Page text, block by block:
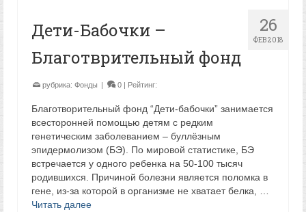
26
ФЕВ 2018
Дети-Бабочки –
Благотврительный фонд
рубрика: Фонды 0 | Рейтинг:
Благотворительный фонд “Дети-бабочки” занимается
всесторонней помощью детям с редким
генетическим заболеванием – буллёзным
эпидермолизом (БЭ). По мировой статистике, БЭ
встречается у одного ребенка на 50-100 тысяч
родившихся. Причиной болезни является поломка в
гене, из-за которой в организме не хватает белка, …
Читать далее